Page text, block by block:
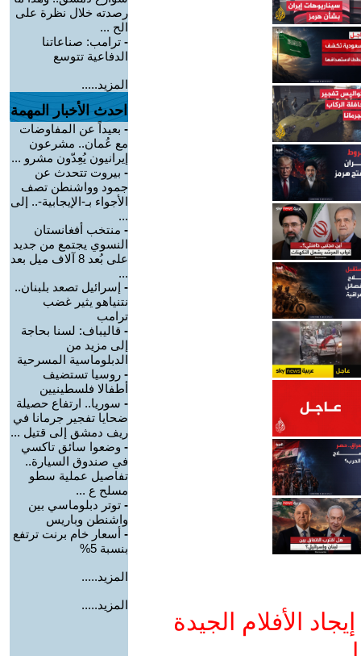
الأفلام الجيدة
رصدته خلال نظرة على
الح ...
- ترامب: صناعاتنا
الدفاعية تتوسع
المزيد.....
احدث الأخبار المهمة
- بعيداً عن المفاوضات
مع عُمان.. مشرعون
إيرانيون يُعِدّون مشرو ...
- بيروت تتحدث عن
جمود وواشنطن تصف
الأجواء بـ-الإيجابية-.. إلى
...
- منتخب أفغانستان
النسوي يجتمع من جديد
على بُعد 8 آلاف ميل بعد
...
- إسرائيل تصعد بلبنان..
نتنياهو يثير غضب
ترامب
- قاليباف: لسنا بحاجة
إلى مزيد من
الدبلوماسية المسرحية
- روسيا تستضيف
أطفالا فلسطينيين
- سوريا.. ارتفاع حصيلة
ضحايا تفجير جرمانا في
ريف دمشق إلى قتيل ...
- وضعوا سائق تاكسي
في صندوق السيارة..
تفاصيل عملية سطو
مسلح ع ...
- توتر دبلوماسي بين
واشنطن وباريس
- أسعار خام برنت ترتفع
بنسبة 5%
المزيد.....
المزيد.....